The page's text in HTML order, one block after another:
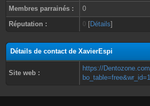
Membres parrainés :
0
Réputation :
0 [Détails]
Détails de contact de XavierEspi
Site web :
https://